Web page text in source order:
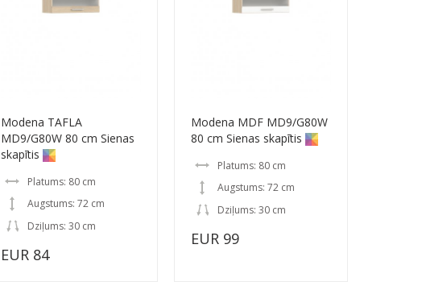
Modena TAFLA
MD9/G80W 80 cm Sienas
skapītis
Platums: 80 cm
Augstums: 72 cm
Dziļums: 30 cm
EUR 84
Modena MDF MD9/G80W
80 cm Sienas skapītis
Platums: 80 cm
Augstums: 72 cm
Dziļums: 30 cm
EUR 99